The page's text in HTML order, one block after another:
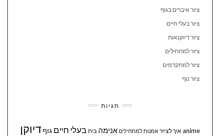
ציור איברים בגוף
ציור בעלי חיים
ציור דיוקנאות
ציור למתחילים
ציור למתקדמים
ציור נוף
תגיות
anime איך לצייר אמנות למתחילים אנימה בית בעלי חיים גוףדיוקן